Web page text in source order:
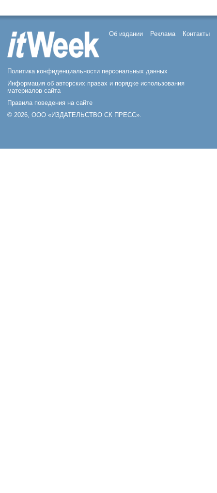
Об издании Реклама Контакты
Политика конфиденциальности персональных данных
Информация об авторских правах и порядке использования
материалов сайта
Правила поведения на сайте
© 2026, ООО «ИЗДАТЕЛЬСТВО СК ПРЕСС».